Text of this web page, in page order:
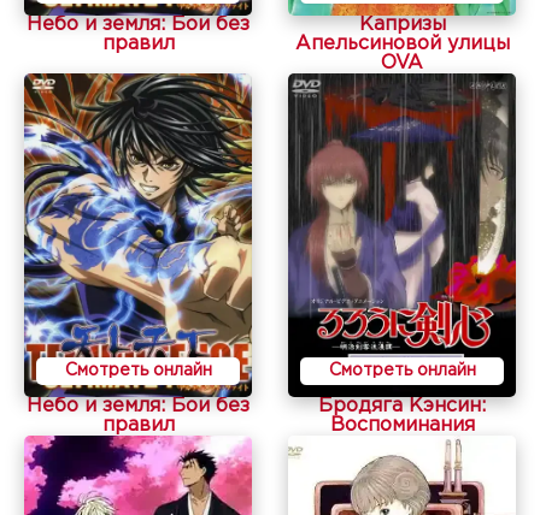
Небо и земля: Бои без
правил
Капризы
Апельсиновой улицы
OVA
Смотреть онлайн
Небо и земля: Бои без
правил
Смотреть онлайн
Бродяга Кэнсин:
Воспоминания